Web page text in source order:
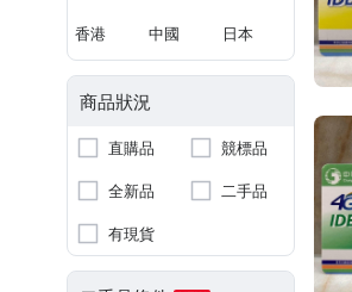
香港 中國 日本
商品狀況
直購品
競標品
全新品
二手品
有現貨